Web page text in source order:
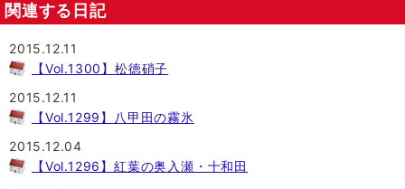
関連する日記
2015.12.11
【Vol.1300】松徳硝子
2015.12.11
【Vol.1299】八甲田の霧氷
2015.12.04
【Vol.1296】紅葉の奥入瀬・十和田